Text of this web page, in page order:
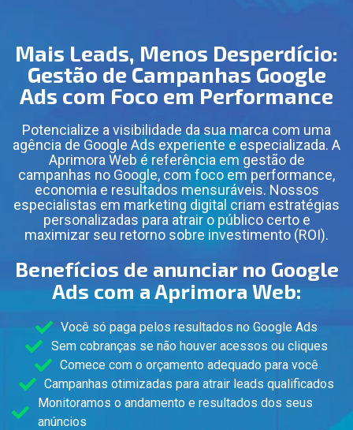
Mais Leads, Menos Desperdício:
Gestão de Campanhas Google
Ads com Foco em Performance
Potencialize a visibilidade da sua marca com uma
agência de Google Ads experiente e especializada. A
Aprimora Web é referência em gestão de
campanhas no Google, com foco em performance,
economia e resultados mensuráveis. Nossos
especialistas em marketing digital criam estratégias
personalizadas para atrair o público certo e
maximizar seu retorno sobre investimento (ROI).
Benefícios de anunciar no Google
Ads com a Aprimora Web:
Você só paga pelos resultados no Google Ads
Sem cobranças se não houver acessos ou cliques
Comece com o orçamento adequado para você
Campanhas otimizadas para atrair leads qualificados
Monitoramos o andamento e resultados dos seus
anúncios